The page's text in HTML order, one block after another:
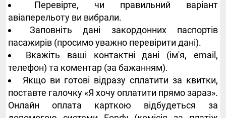
Перевірте, чи правильний варіант
авіаперельоту ви вибрали.
Заповніть дані закордонних паспортів
пасажирів (просимо уважно перевірити дані).
Вкажіть ваші контактні дані (ім'я, email,
телефон) та коментар (за бажанням).
Якщо ви готові відразу сплатити за квитки,
поставте галочку «Я хочу оплатити прямо зараз».
Онлайн оплата карткою відбудеться за